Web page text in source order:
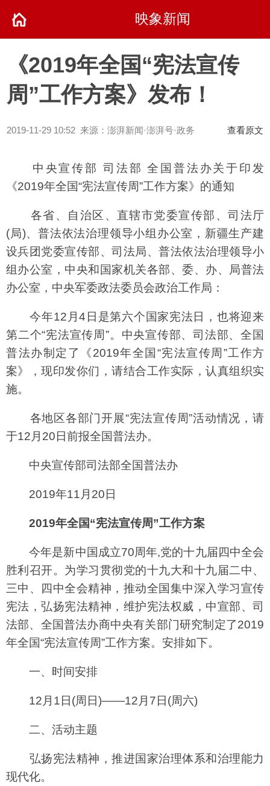
映象新闻
《2019年全国“宪法宣传
周”工作方案》发布！
2019-11-29 10:52 来源：澎湃新闻·澎湃号·政务 查看原文
中央宣传部 司法部 全国普法办关于印发
《2019年全国“宪法宣传周”工作方案》的通知
各省、自治区、直辖市党委宣传部、司法厅
(局)、普法依法治理领导小组办公室，新疆生产建
设兵团党委宣传部、司法局、普法依法治理领导小
组办公室，中央和国家机关各部、委、办、局普法
办公室，中央军委政法委员会政治工作局：
今年12月4日是第六个国家宪法日，也将迎来
第二个“宪法宣传周”。中央宣传部、司法部、全国
普法办制定了《2019年全国“宪法宣传周”工作方
案》，现印发你们，请结合工作实际，认真组织实
施。
各地区各部门开展“宪法宣传周”活动情况，请
于12月20日前报全国普法办。
中央宣传部司法部全国普法办
2019年11月20日
2019年全国“宪法宣传周”工作方案
今年是新中国成立70周年,党的十九届四中全会
胜利召开。为学习贯彻党的十九大和十九届二中、
三中、四中全会精神，推动全国集中深入学习宣传
宪法，弘扬宪法精神，维护宪法权威，中宣部、司
法部、全国普法办商中央有关部门研究制定了2019
年全国“宪法宣传周”工作方案。安排如下。
一、时间安排
12月1日(周日)——12月7日(周六)
二、活动主题
弘扬宪法精神，推进国家治理体系和治理能力
现代化。